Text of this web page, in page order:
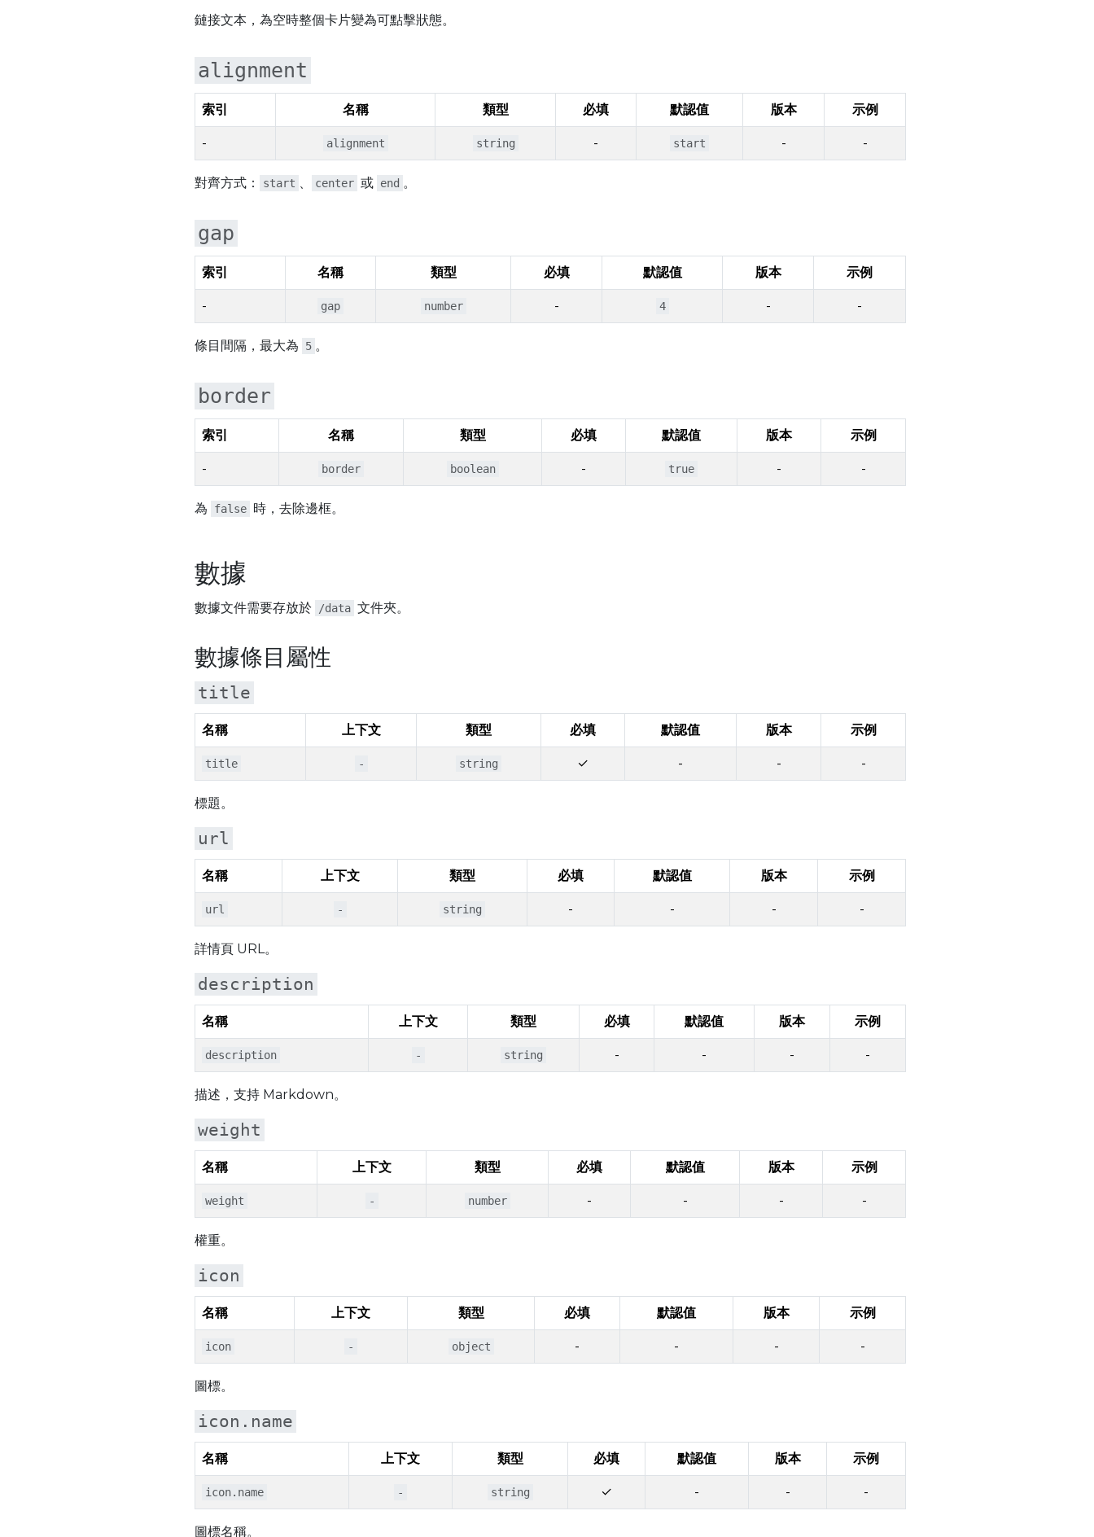
鏈接文本，為空時整個卡片變為可點擊狀態。
alignment
索引 名稱 類型 必填 默認值 版本 示例
- alignment string - start - -
對齊方式： start 、 center 或 end 。
gap
索引 名稱 類型 必填 默認值 版本 示例
- gap number - 4 - -
條目間隔，最大為 5 。
border
索引 名稱 類型 必填 默認值 版本 示例
- border boolean - true - -
為 false 時，去除邊框。
數據
數據文件需要存放於 /data 文件夾。
數據條目屬性
title
名稱 上下文 類型 必填 默認值 版本 示例
title - string ✓ - - -
標題。
url
名稱 上下文 類型 必填 默認值 版本 示例
url - string - - - -
詳情頁 URL。
description
名稱 上下文 類型 必填 默認值 版本 示例
description - string - - - -
描述，支持 Markdown。
weight
名稱 上下文 類型 必填 默認值 版本 示例
weight - number - - - -
權重。
icon
名稱 上下文 類型 必填 默認值 版本 示例
icon - object - - - -
圖標。
icon.name
名稱 上下文 類型 必填 默認值 版本 示例
icon.name - string ✓ - - -
圖標名稱。